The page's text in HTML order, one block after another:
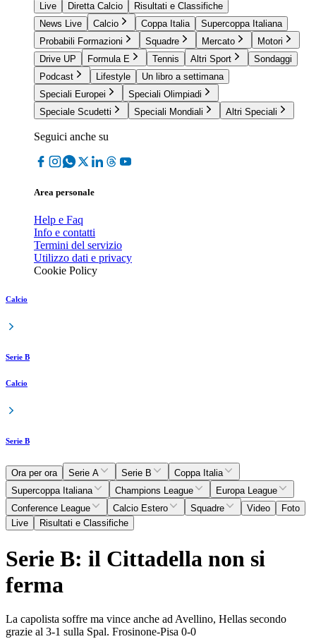
Live
Diretta Calcio
Risultati e Classifiche
News Live
Calcio Coppa Italia
Supercoppa Italiana
Probabili Formazioni
Squadre Mercato
Motori
Drive UP
Formula E Tennis Altri Sport
Sondaggi
Podcast
Lifestyle
Un libro a settimana
Speciali Europei
Speciali Olimpiadi
Speciale Scudetti
Speciali Mondiali Altri Speciali
Seguici anche su
Area personale
Help e Faq
Info e contatti
Termini del servizio
Utilizzo dati e privacy
Cookie Policy
Calcio
Serie B
Calcio
Serie B
Ora per ora Serie A Serie B
Coppa Italia
Supercoppa Italiana
Champions League
Europa League
Conference League
Calcio Estero Squadre Video
Foto
Live
Risultati e Classifiche
Serie B: il Cittadella non si
ferma
La capolista soffre ma vince anche ad Avellino, Hellas secondo
grazie al 3-1 sulla Spal. Frosinone-Pisa 0-0